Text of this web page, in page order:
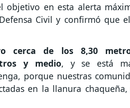
objetivo en esta alerta
Civil y confirmó que
cerca de los 8,30
y medio, y se está
porque nuestras
en la llanura